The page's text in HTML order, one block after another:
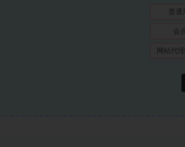
普
会
网站代